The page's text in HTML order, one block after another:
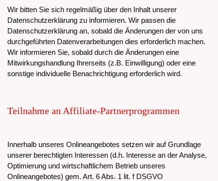
Wir bitten Sie sich regelmäßig über den Inhalt unserer
Datenschutzerklärung zu informieren. Wir passen die
Datenschutzerklärung an, sobald die Änderungen der von uns
durchgeführten Datenverarbeitungen dies erforderlich machen.
Wir informieren Sie, sobald durch die Änderungen eine
Mitwirkungshandlung Ihrerseits (z.B. Einwilligung) oder eine
sonstige individuelle Benachrichtigung erforderlich wird.
Teilnahme an Affiliate-Partnerprogrammen
Innerhalb unseres Onlineangebotes setzen wir auf Grundlage
unserer berechtigten Interessen (d.h. Interesse an der Analyse,
Optimierung und wirtschaftlichem Betrieb unseres
Onlineangebotes) gem. Art. 6 Abs. 1 lit. f DSGVO